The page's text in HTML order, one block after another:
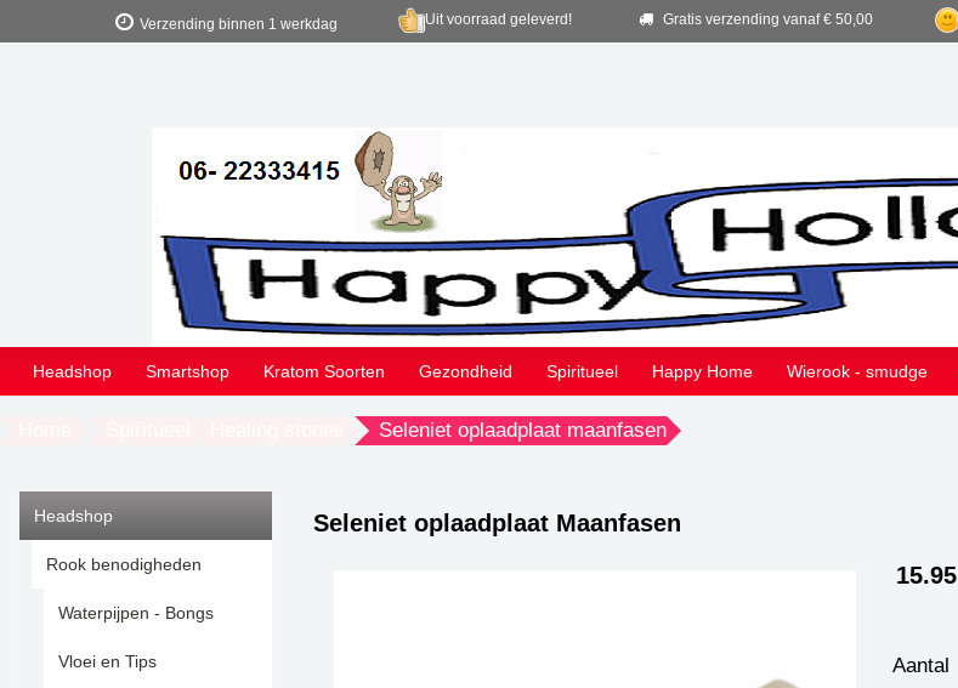
Verzending binnen 1 werkdag Uit voorraad geleverd! Gratis verzending vanaf € 50,00
Headshop Smartshop Kratom Soorten Gezondheid Spiritueel Happy Home Wierook - smudge
Seleniet oplaadplaat maanfasen
Headshop
Rook benodigheden
Waterpijpen - Bongs
Vloei en Tips
Seleniet oplaadplaat Maanfasen
15.95
Aantal